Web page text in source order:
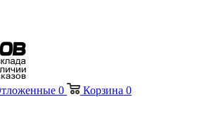
0 Корзина 0